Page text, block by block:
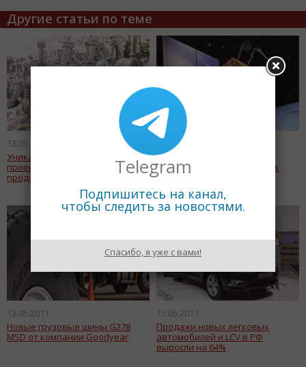
Другие статьи по теме
13.05.2011
Уникальный совместный
проект по выпуску нового
продукта
13.05.2011
ОАО «ИСС» открыл новый
производственный участок
13.05.2011
Новые грузовые шины G278
MSD от компании Goodyear
13.05.2011
Продажи новых легковых
автомобилей и LCV в РФ
выросли на 64%
Telegram
Подпишитесь на канал,
чтобы следить за новостями.
Спасибо, я уже с вами!